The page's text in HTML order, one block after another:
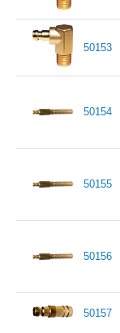
50153
50154
50155
50156
50157